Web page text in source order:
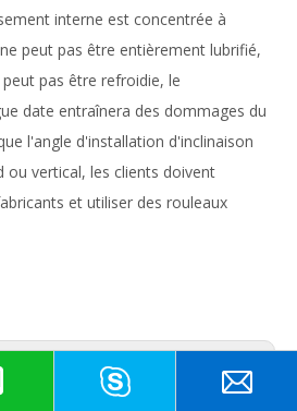
interne est concentrée à
peut pas être entièrement lubrifié,
pas être refroidie, le
date entraînera des dommages du
l'angle d'installation d'inclinaison
ou vertical, les clients doivent
et utiliser des rouleaux
sur: